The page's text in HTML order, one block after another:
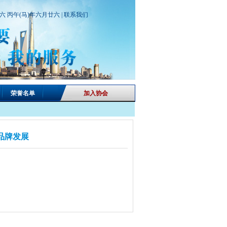
丙午(马)年六月廿六 | 联系我们
荣誉名单 加入协会
牌发展